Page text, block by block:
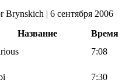
Brynskich | 6 сентября 2006
Название Время
7:08
7:30